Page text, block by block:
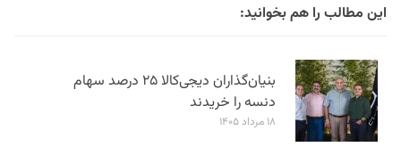
این مطالب را هم بخوانید:
بنیان‌گذاران دیجی‌کالا ۲۵ درصد سهام
دنسه را خریدند
۱۸ مرداد ۱۴۰۵